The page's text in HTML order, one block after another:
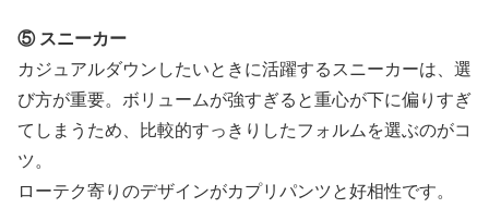
⑤ スニーカー
カジュアルダウンしたいときに活躍するスニーカーは、選
び方が重要。ボリュームが強すぎると重心が下に偏りすぎ
てしまうため、比較的すっきりしたフォルムを選ぶのがコ
ツ。
ローテク寄りのデザインがカプリパンツと好相性です。